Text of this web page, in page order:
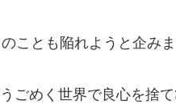
のことも陥れようと企みま
めく世界で良心を捨て